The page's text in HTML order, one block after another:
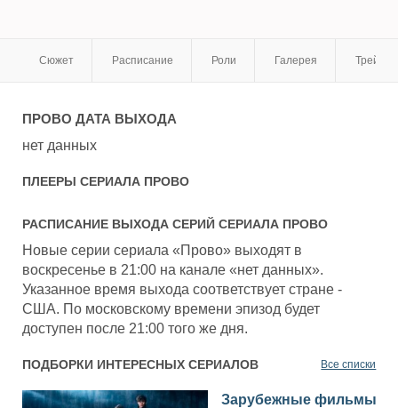
Сюжет Расписание Роли Галерея
ПРОВО ДАТА ВЫХОДА
нет данных
ПЛЕЕРЫ СЕРИАЛА ПРОВО
РАСПИСАНИЕ ВЫХОДА СЕРИЙ СЕРИАЛА ПРОВО
Новые серии сериала «Прово» выходят в
воскресенье в 21:00 на канале «нет данных».
Указанное время выхода соответствует стране -
США. По московскому времени эпизод будет
доступен после 21:00 того же дня.
ПОДБОРКИ ИНТЕРЕСНЫХ СЕРИАЛОВ Все списки
Зарубежные фильмы